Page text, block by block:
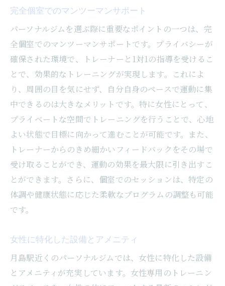
完全個室でのマンツーマンサポート
パーソナルジムを選ぶ際に重要なポイントの一つは、完
全個室でのマンツーマンサポートです。プライバシーが
確保された環境で、トレーナーと1対1の指導を受けるこ
とで、効果的なトレーニングが実現します。これによ
り、周囲の目を気にせず、自分自身のペースで運動に集
中できるのは大きなメリットです。特に女性にとって、
プライベートな空間でトレーニングを行うことで、心地
よい状態で目標に向かって進むことが可能です。また、
トレーナーからのきめ細かいフィードバックをその場で
受け取ることができ、運動の効果を最大限に引き出すこ
とができます。さらに、個室でのセッションは、特定の
体調や健康状態に応じた柔軟なプログラムの調整も可能
です。
女性に特化した設備とアメニティ
月島駅近くのパーソナルジムでは、女性に特化した設備
とアメニティが充実しています。女性専用のトレーニン